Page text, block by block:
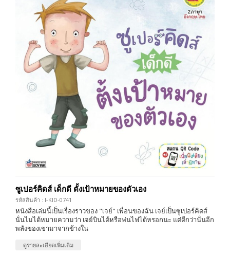
ซูเปอร์คิดส์ เด็กดี ตั้งเป้าหมายของตัวเอง
รหัสสินค้า : I-KID-0741
หนังสือเล่มนี้เป็นเรื่องราวของ "เจย์" เพื่อนของฉัน เจย์เป็นซูเปอร์คิดส์
นั่นไม่ได้หมายความว่า เจย์บินได้หรือพ่นไฟได้หรอกนะ แต่ดีกว่านั่นอีก
พลังของเขามาจากข้างใน
ดูรายละเอียดเพิ่มเติม